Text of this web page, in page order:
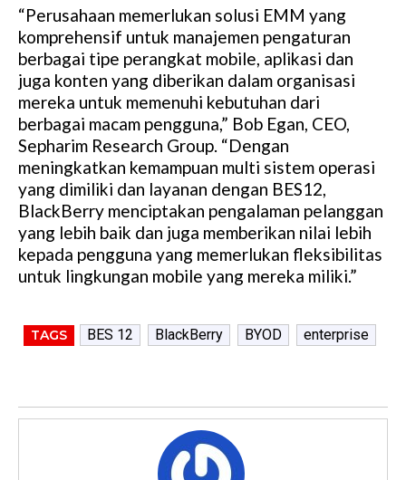
“Perusahaan memerlukan solusi EMM yang
komprehensif untuk manajemen pengaturan
berbagai tipe perangkat mobile, aplikasi dan
juga konten yang diberikan dalam organisasi
mereka untuk memenuhi kebutuhan dari
berbagai macam pengguna,” Bob Egan, CEO,
Sepharim Research Group. “Dengan
meningkatkan kemampuan multi sistem operasi
yang dimiliki dan layanan dengan BES12,
BlackBerry menciptakan pengalaman pelanggan
yang lebih baik dan juga memberikan nilai lebih
kepada pengguna yang memerlukan fleksibilitas
untuk lingkungan mobile yang mereka miliki.”
TAGS BES 12 BlackBerry BYOD enterprise